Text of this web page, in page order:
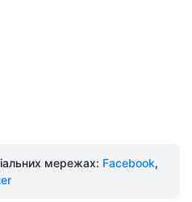
мережах: Facebook,